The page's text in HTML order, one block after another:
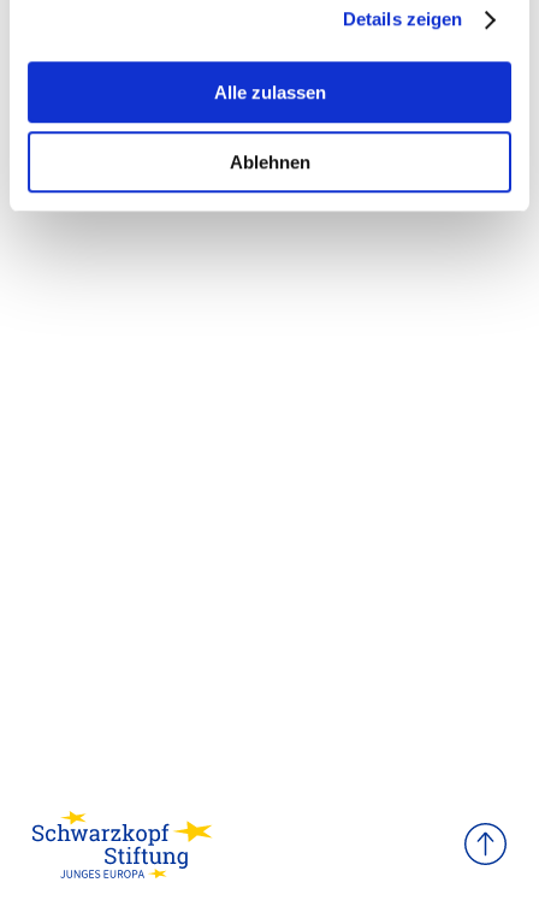
Details zeigen
Alle zulassen
Ablehnen
Mehr Informationen zu den YAAA gibt eshier.